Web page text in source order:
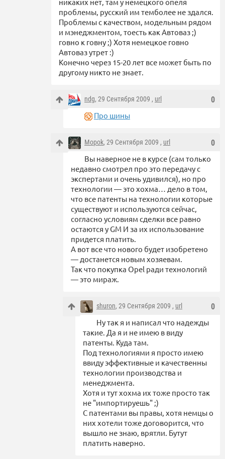
проблемы, русский им темболее не здался.
Проблемы с качеством, модельным рядом
и мэнеджментом, тоесть как Автоваз ;)
говно к говну ;) Хотя немецкое говно
Автоваз утрет :)
Конечно через 15-20 лет все может быть по
другому никто не знает.
0
ndg, 29 Сентября 2009 , url
Про шины
0
Mopok, 29 Сентября 2009 , url
Вы наверное не в курсе (сам только
недавно смотрел про это передачу с
экспертами и очень удивился), но про
технологии — это хохма… дело в том,
что все патенты на технологии которые
существуют и используются сейчас,
согласно условиям сделки все равно
остаются у GM И за их использование
придется платить.
А вот все что нового будет изобретено
— достанется новым хозяевам.
Так что покупка Opel ради технологий
— это мираж.
0
shuron, 29 Сентября 2009 , url
Ну так я и написал что надежды
такие. Да я и не имею в виду
патенты. Куда там.
Под технологиями я просто имею
ввиду эффективные и качественны
технологии производства и
менеджмента.
Хотя и тут хохма их тоже просто так
не "импортируешь" ;)
С патентами вы правы, хотя немцы о
них хотели тоже договорится, что
вышло не знаю, врятли. Бутут
платить наверно.